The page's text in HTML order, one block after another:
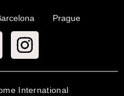
Prague
International